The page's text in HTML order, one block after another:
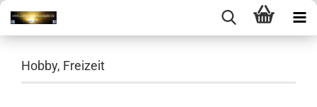
Hobby, Freizeit